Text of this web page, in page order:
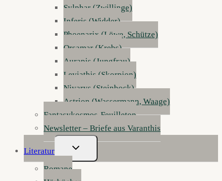
Sylphar (Zwillinge)
Inferis (Widder)
Phoenarix (Löwe, Schütze)
Orsamar (Krebs)
Aurapis (Jungfrau)
Leviathis (Skorpion)
Nivarys (Steinbock)
Astrion (Wassermann, Waage)
Fantasykosmos-Feuilleton
Newsletter – Briefe aus Varanthis
Literatur
Untermenü
Umschalten
Romane